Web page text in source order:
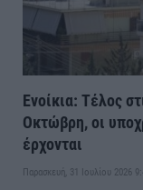
Ενοίκια: Τέλος
Οκτώβρη, οι
έρχονται
Παρασκευή, 31 Ιουλίου 2026